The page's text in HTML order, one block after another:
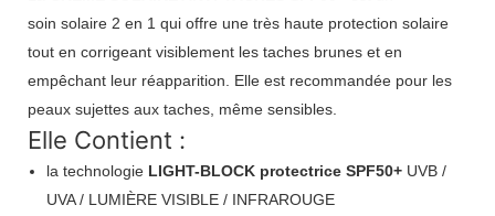
soin solaire 2 en 1 qui offre une très haute protection solaire
tout en corrigeant visiblement les taches brunes et en
empêchant leur réapparition. Elle est recommandée pour les
peaux sujettes aux taches, même sensibles.
Elle Contient :
la technologie LIGHT-BLOCK protectrice SPF50+ UVB /
UVA / LUMIÈRE VISIBLE / INFRAROUGE